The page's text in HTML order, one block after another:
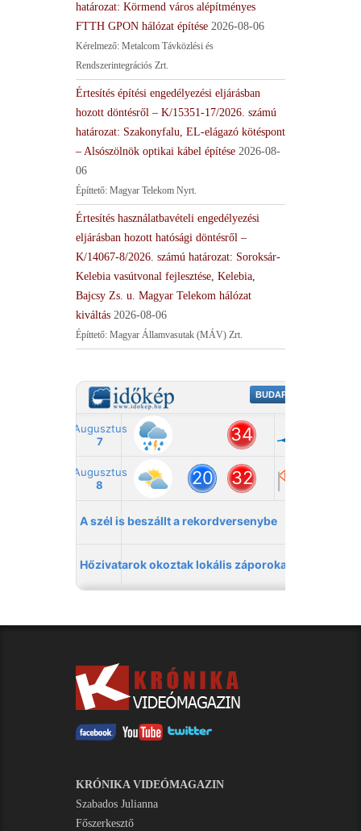
határozat: Körmend város alépítményes
FTTH GPON hálózat építése 2026-08-06
Kérelmező: Metalcom Távközlési és
Rendszerintegrációs Zrt.
Értesítés építési engedélyezési eljárásban
hozott döntésről – K/15351-17/2026. számú
határozat: Szakonyfalu, EL-elágazó kötéspont
– Alsószölnök optikai kábel építése 2026-08-
06
Építtető: Magyar Telekom Nyrt.
Értesítés használatbavételi engedélyezési
eljárásban hozott hatósági döntésről –
K/14067-8/2026. számú határozat: Soroksár-
Kelebia vasútvonal fejlesztése, Kelebia,
Bajcsy Zs. u. Magyar Telekom hálózat
kiváltás 2026-08-06
Építtető: Magyar Államvasutak (MÁV) Zrt.
KRÓNIKA VIDEÓMAGAZIN
Szabados Julianna
Főszerkesztő